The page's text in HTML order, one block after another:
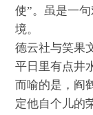
使”。虽是一
境。
德云社与笑果
平日里有点井
而喻的是，阎
定他自个儿的